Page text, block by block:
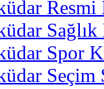
Spor
Seçim